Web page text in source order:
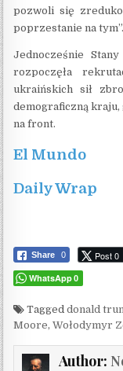
pozwoli się
poprzestanie na tym”.
Jednocześnie
rozpoczęła
ukraińskich sił
demograficzną kraju,
na front.
El Mundo
Daily Wrap
Share 0 Post 0
WhatsApp 0
Taggeddonald
Moore,Wołodymyr
Author: